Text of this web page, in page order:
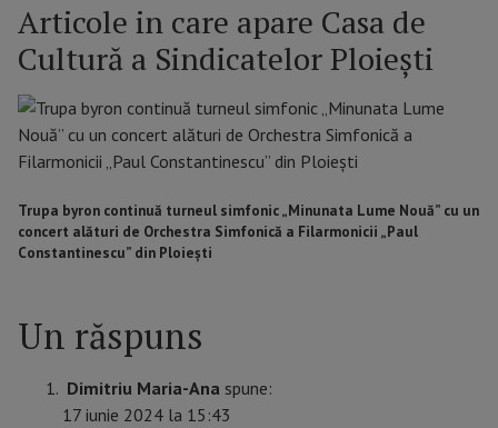
Articole in care apare Casa de
Cultură a Sindicatelor Ploieşti
Trupa byron continuă turneul simfonic „Minunata Lume Nouă” cu un
concert alături de Orchestra Simfonică a Filarmonicii „Paul
Constantinescu” din Ploiești
Un răspuns
Dimitriu Maria-Ana spune:
17 iunie 2024 la 15:43